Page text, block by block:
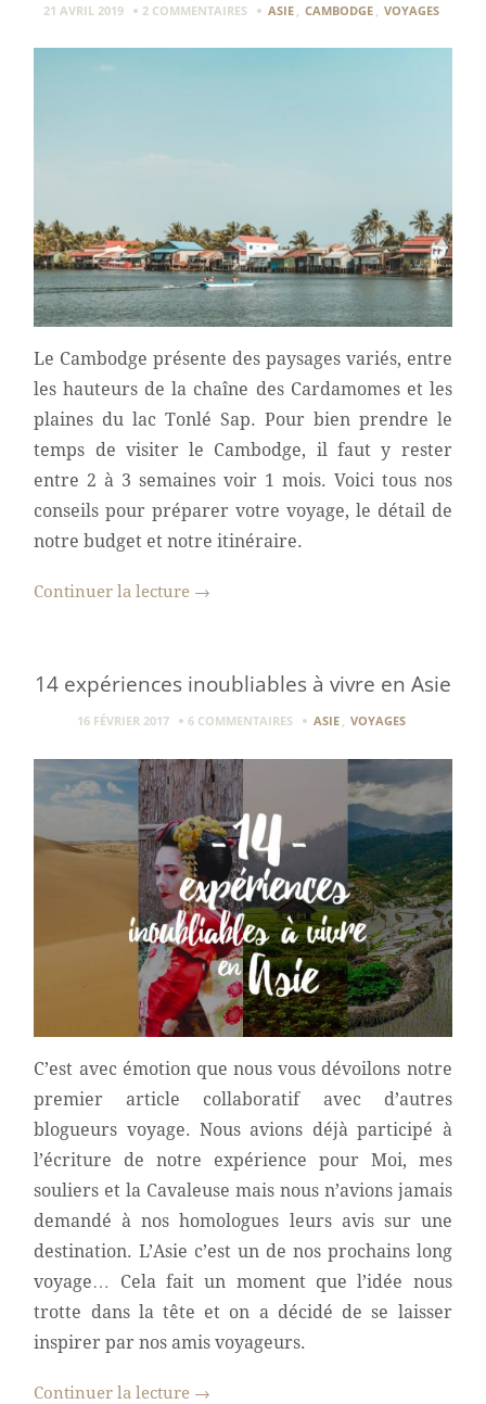
21 AVRIL 2019 2 COMMENTAIRES ASIE CAMBODGE VOYAGES
Le Cambodge présente des paysages variés, entre
les hauteurs de la chaîne des Cardamomes et les
plaines du lac Tonlé Sap. Pour bien prendre le
temps de visiter le Cambodge, il faut y rester
entre 2 à 3 semaines voir 1 mois. Voici tous nos
conseils pour préparer votre voyage, le détail de
notre budget et notre itinéraire.
Continuer la lecture →
14 expériences inoubliables à vivre en Asie
16 FÉVRIER 2017 6 COMMENTAIRES ASIE , VOYAGES
C’est avec émotion que nous vous dévoilons notre
premier article collaboratif avec d’autres
blogueurs voyage. Nous avions déjà participé à
l’écriture de notre expérience pour Moi, mes
souliers et la Cavaleuse mais nous n’avions jamais
demandé à nos homologues leurs avis sur une
destination. L’Asie c’est un de nos prochains long
voyage… Cela fait un moment que l’idée nous
trotte dans la tête et on a décidé de se laisser
inspirer par nos amis voyageurs.
Continuer la lecture →